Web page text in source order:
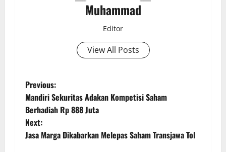
Muhammad
Editor
View All Posts
Previous:
Mandiri Sekuritas Adakan Kompetisi Saham
Berhadiah Rp 888 Juta
Next:
Jasa Marga Dikabarkan Melepas Saham Transjawa Tol